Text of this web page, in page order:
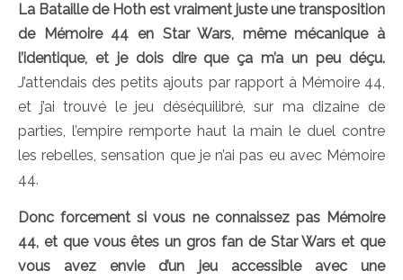
La Bataille de Hoth est vraiment juste une transposition
de Mémoire 44 en Star Wars, même mécanique à
l’identique, et je dois dire que ça m’a un peu déçu.
J’attendais des petits ajouts par rapport à Mémoire 44,
et j’ai trouvé le jeu déséquilibré, sur ma dizaine de
parties, l’empire remporte haut la main le duel contre
les rebelles, sensation que je n’ai pas eu avec Mémoire
44.
Donc forcement si vous ne connaissez pas Mémoire
44, et que vous êtes un gros fan de Star Wars et que
vous avez envie d’un jeu accessible avec une